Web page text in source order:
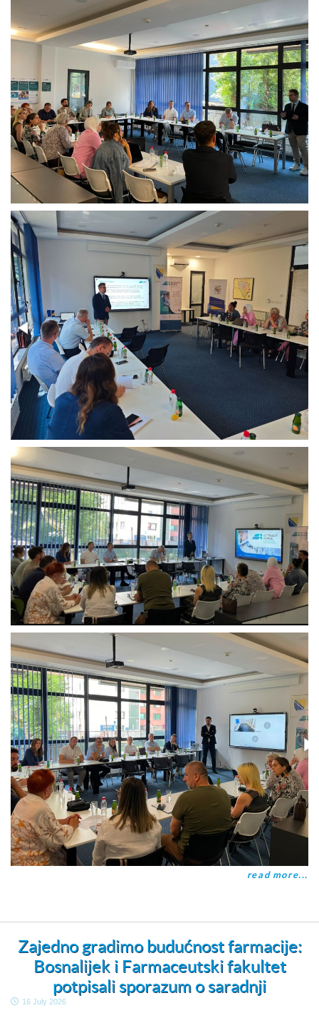
read more...
Zajedno gradimo budućnost farmacije:
Bosnalijek i Farmaceutski fakultet
potpisali sporazum o saradnji
16 July 2026